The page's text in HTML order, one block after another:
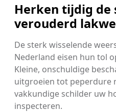
Herken tijdig de
verouderd
De sterk wisselende
Nederland eisen hun tol
Kleine, onschuldige
uitgroeien tot peperdure
vakkundige schilder uw
inspecteren.